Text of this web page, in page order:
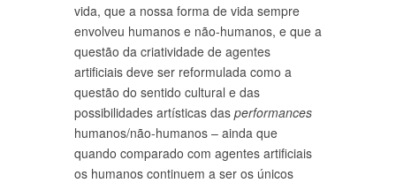
vida, que a nossa forma de vida sempre
envolveu humanos e não-humanos, e que a
questão da criatividade de agentes
artificiais deve ser reformulada como a
questão do sentido cultural e das
possibilidades artísticas das performances
humanos/não-humanos – ainda que
quando comparado com agentes artificiais
os humanos continuem a ser os únicos